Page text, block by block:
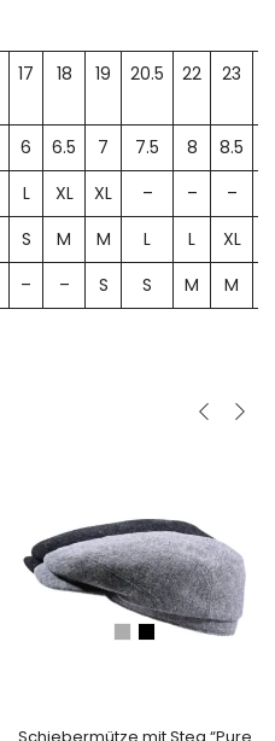
17 18 19 20.5 22 23
6 6.5 7 7.5 8 8.5
L XL XL – – –
S M M L L XL
– – S S M M
Schiebermütze mit Steg “Pure